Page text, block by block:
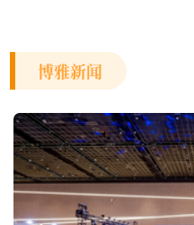
博雅新闻